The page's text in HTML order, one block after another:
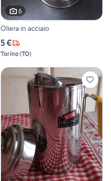
6
Oliera in acciaio
5 €
Torino(TO)